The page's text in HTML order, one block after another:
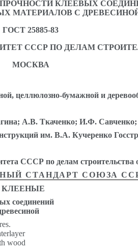
КЛЕЕВЫХ
МАТЕРИАЛОВ С
ГОСТ 25885-83
СССР ПО ДЕЛАМ
МОСКВА
целлюлозно-бумажной и
А.В. Ткаченко; И.Ф.
им. В.А. Кучеренко
СССР по делам строительства
СТАНДАРТ СОЮЗА
КЛЕЕНЫЕ
соединений
wood